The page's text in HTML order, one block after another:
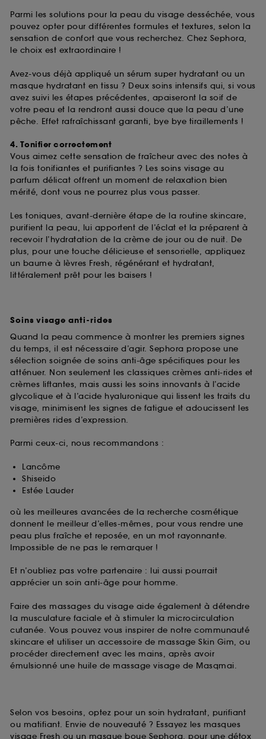
Parmi les solutions pour la peau du visage desséchée, vous
pouvez opter pour différentes formules et textures, selon la
sensation de confort que vous recherchez. Chez Sephora,
le choix est extraordinaire !
Avez-vous déjà appliqué un sérum super hydratant ou un
masque hydratant en tissu ? Deux soins intensifs qui, si vous
avez suivi les étapes précédentes, apaiseront la soif de
votre peau et la rendront aussi douce que la peau d’une
pêche. Effet rafraîchissant garanti, bye bye tiraillements !
4. Tonifier correctement
Vous aimez cette sensation de fraîcheur avec des notes à
la fois tonifiantes et purifiantes ? Les soins visage au
parfum délicat offrent un moment de relaxation bien
mérité, dont vous ne pourrez plus vous passer.
Les toniques, avant-dernière étape de la routine skincare,
purifient la peau, lui apportent de l’éclat et la préparent à
recevoir l’hydratation de la crème de jour ou de nuit. De
plus, pour une touche délicieuse et sensorielle, appliquez
un baume à lèvres Fresh, régénérant et hydratant,
littéralement prêt pour les baisers !
Soins visage anti-rides
Quand la peau commence à montrer les premiers signes
du temps, il est nécessaire d’agir. Sephora propose une
sélection soignée de soins anti-âge spécifiques pour les
atténuer. Non seulement les classiques crèmes anti-rides et
crèmes liftantes, mais aussi les soins innovants à l’acide
glycolique et à l’acide hyaluronique qui lissent les traits du
visage, minimisent les signes de fatigue et adoucissent les
premières rides d’expression.
Parmi ceux-ci, nous recommandons :
Lancôme
Shiseido
Estée Lauder
où les meilleures avancées de la recherche cosmétique
donnent le meilleur d’elles-mêmes, pour vous rendre une
peau plus fraîche et reposée, en un mot rayonnante.
Impossible de ne pas le remarquer !
Et n’oubliez pas votre partenaire : lui aussi pourrait
apprécier un soin anti-âge pour homme.
Faire des massages du visage aide également à détendre
la musculature faciale et à stimuler la microcirculation
cutanée. Vous pouvez vous inspirer de notre communauté
skincare et utiliser un accessoire de massage Skin Gim, ou
procéder directement avec les mains, après avoir
émulsionné une huile de massage visage de Masqmai.
Selon vos besoins, optez pour un soin hydratant, purifiant
ou matifiant. Envie de nouveauté ? Essayez les masques
visage Fresh ou un masque boue Sephora, pour une détox